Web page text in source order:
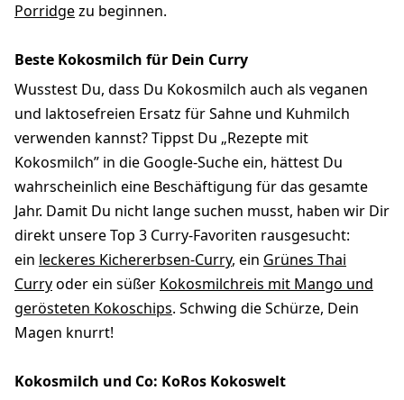
Porridgezu beginnen.
Beste Kokosmilch für Dein Curry
Wusstest Du, dass Du Kokosmilch auch als veganen
und laktosefreien Ersatz für Sahne und Kuhmilch
verwenden kannst? Tippst Du „Rezepte mit
Kokosmilch” in die Google-Suche ein, hättest Du
wahrscheinlich eine Beschäftigung für das gesamte
Jahr. Damit Du nicht lange suchen musst, haben wir Dir
direkt unsere Top 3 Curry-Favoriten rausgesucht:
ein leckeres Kichererbsen-Curry, ein Grünes Thai
Curryoder ein süßer Kokosmilchreis mit Mango und
gerösteten Kokoschips. Schwing die Schürze, Dein
Magen knurrt!
Kokosmilch und Co: KoRos Kokoswelt